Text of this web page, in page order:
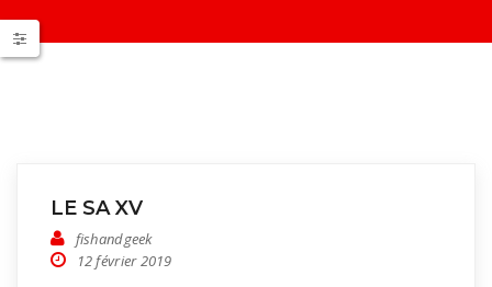
LE SA XV
fishandgeek
12 février 2019